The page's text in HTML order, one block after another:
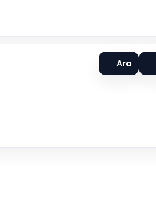
Ara